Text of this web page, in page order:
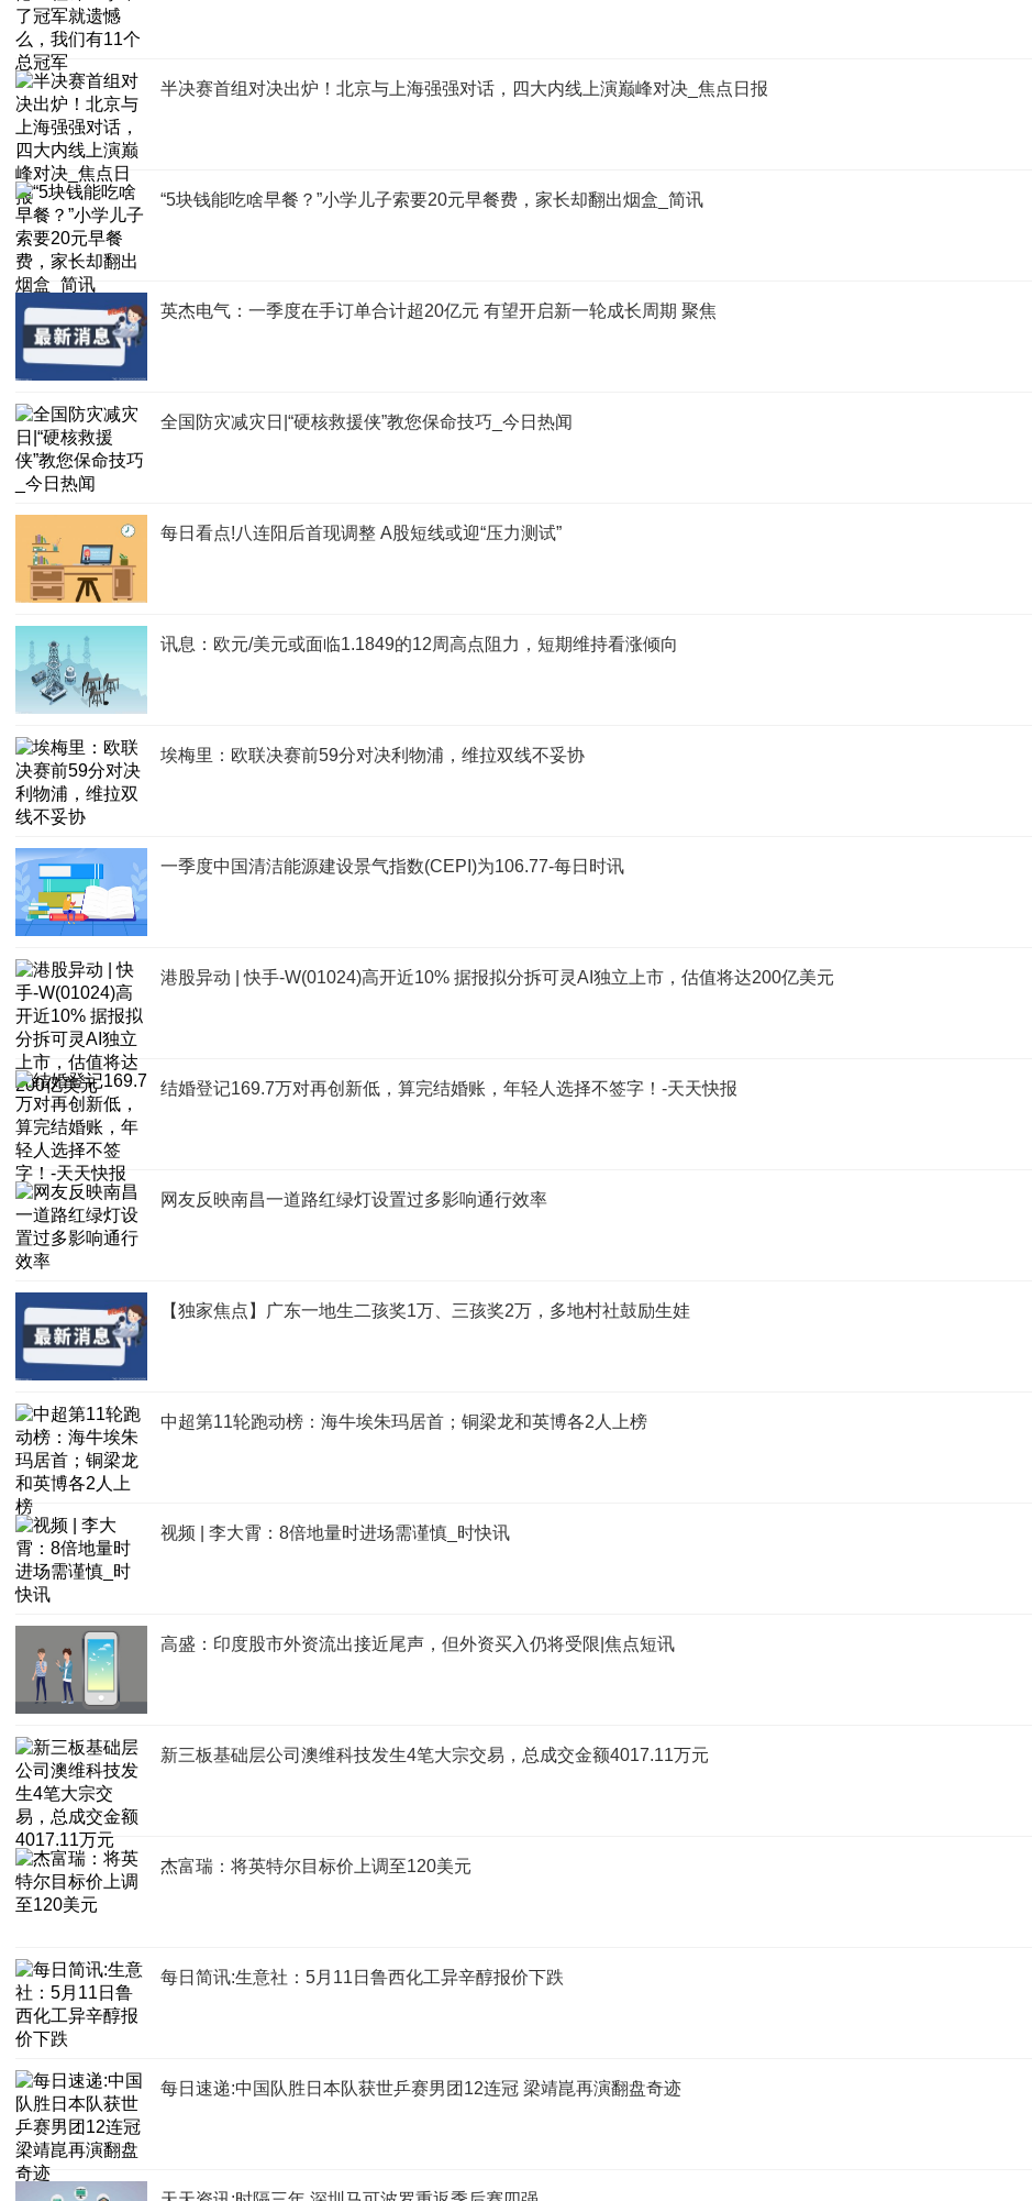
半决赛首组对决出炉！北京与上海强强对话，四大内线上演巅峰对决_焦点日报
“5块钱能吃啥早餐？”小学儿子索要20元早餐费，家长却翻出烟盒_简讯
英杰电气：一季度在手订单合计超20亿元 有望开启新一轮成长周期 聚焦
全国防灾减灾日|“硬核救援侠”教您保命技巧_今日热闻
每日看点!八连阳后首现调整 A股短线或迎“压力测试”
讯息：欧元/美元或面临1.1849的12周高点阻力，短期维持看涨倾向
埃梅里：欧联决赛前59分对决利物浦，维拉双线不妥协
一季度中国清洁能源建设景气指数(CEPI)为106.77-每日时讯
港股异动 | 快手-W(01024)高开近10% 据报拟分拆可灵AI独立上市，估值将达200亿美元
结婚登记169.7万对再创新低，算完结婚账，年轻人选择不签字！-天天快报
网友反映南昌一道路红绿灯设置过多影响通行效率
【独家焦点】广东一地生二孩奖1万、三孩奖2万，多地村社鼓励生娃
中超第11轮跑动榜：海牛埃朱玛居首；铜梁龙和英博各2人上榜
视频 | 李大霄：8倍地量时进场需谨慎_时快讯
高盛：印度股市外资流出接近尾声，但外资买入仍将受限|焦点短讯
新三板基础层公司澳维科技发生4笔大宗交易，总成交金额4017.11万元
杰富瑞：将英特尔目标价上调至120美元
每日简讯:生意社：5月11日鲁西化工异辛醇报价下跌
每日速递:中国队胜日本队获世乒赛男团12连冠 梁靖崑再演翻盘奇迹